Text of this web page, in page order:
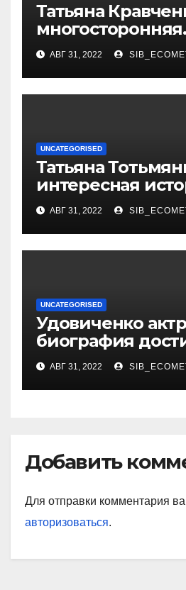
Татьяна
многосторонняя
талантливая
актриса с
биографией и
карьерой
АВГ 31, 2022
UNCATEGORISED
Татьяна
интересная
российской
АВГ 31, 2022
UNCATEGORISED
Удовиченко
биография
интересные
АВГ 31, 2022
Добавить
Для отправки комментария
авторизоваться.